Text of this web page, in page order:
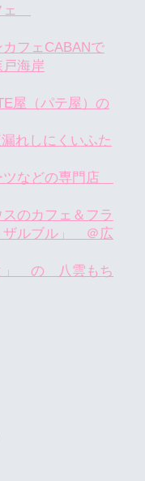
ェ
フェCABANで
海岸
屋（パテ屋）の
れしにくいふた
などの専門店
のカフェ＆フラ
ザルブル」 ＠広
」 の 八雲もち